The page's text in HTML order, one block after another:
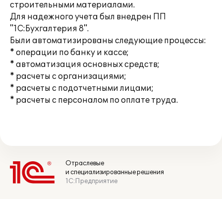
строительными материалами.
Для надежного учета был внедрен ПП
"1С:Бухгалтерия 8".
Были автоматизированы следующие процессы:
* операции по банку и кассе;
* автоматизация основных средств;
* расчеты с организациями;
* расчеты с подотчетными лицами;
* расчеты с персоналом по оплате труда.
Отраслевые
и специализированные решения
1С:Предприятие